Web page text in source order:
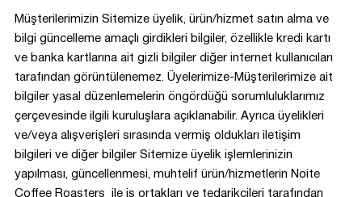
Müşterilerimizin Sitemize üyelik, ürün/hizmet satın alma ve
bilgi güncelleme amaçlı girdikleri bilgiler, özellikle kredi kartı
ve banka kartlarına ait gizli bilgiler diğer internet kullanıcıları
tarafından görüntülenemez. Üyelerimize-Müşterilerimize ait
bilgiler yasal düzenlemelerin öngördüğü sorumluluklarımız
çerçevesinde ilgili kuruluşlara açıklanabilir. Ayrıca üyelikleri
ve/veya alışverişleri sırasında vermiş oldukları iletişim
bilgileri ve diğer bilgiler Sitemize üyelik işlemlerinizin
yapılması, güncellenmesi, muhtelif ürün/hizmetlerin Noite
Coffee Roasters ile iş ortakları ve tedarikçileri tarafından